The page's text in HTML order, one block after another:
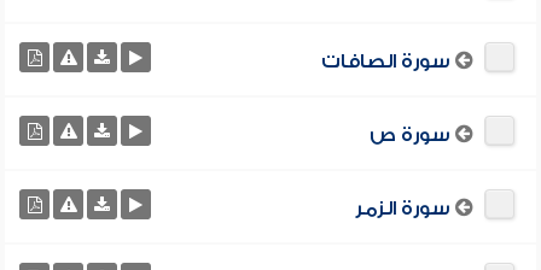
سورة الصافات
سورة ص
سورة الزمر